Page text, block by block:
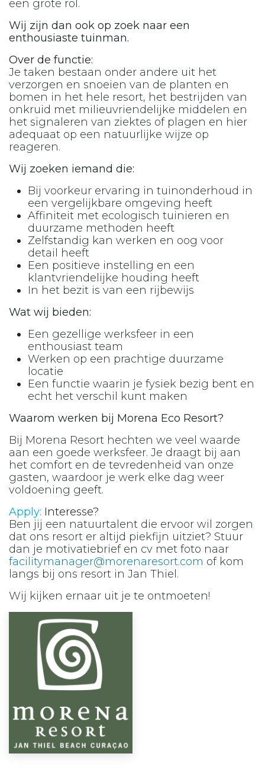
een grote rol.
Wij zijn dan ook op zoek naar een
enthousiaste tuinman.
Over de functie:
Je taken bestaan onder andere uit het
verzorgen en snoeien van de planten en
bomen in het hele resort, het bestrijden van
onkruid met milieuvriendelijke middelen en
het signaleren van ziektes of plagen en hier
adequaat op een natuurlijke wijze op
reageren.
Wij zoeken iemand die:
Bij voorkeur ervaring in tuinonderhoud in
een vergelijkbare omgeving heeft
Affiniteit met ecologisch tuinieren en
duurzame methoden heeft
Zelfstandig kan werken en oog voor
detail heeft
Een positieve instelling en een
klantvriendelijke houding heeft
In het bezit is van een rijbewijs
Wat wij bieden:
Een gezellige werksfeer in een
enthousiast team
Werken op een prachtige duurzame
locatie
Een functie waarin je fysiek bezig bent en
echt het verschil kunt maken
Waarom werken bij Morena Eco Resort?
Bij Morena Resort hechten we veel waarde
aan een goede werksfeer. Je draagt bij aan
het comfort en de tevredenheid van onze
gasten, waardoor je werk elke dag weer
voldoening geeft.
Apply: Interesse?
Ben jij een natuurtalent die ervoor wil zorgen
dat ons resort er altijd piekfijn uitziet? Stuur
dan je motivatiebrief en cv met foto naar
facilitymanager@morenaresort.com of kom
langs bij ons resort in Jan Thiel.
Wij kijken ernaar uit je te ontmoeten!